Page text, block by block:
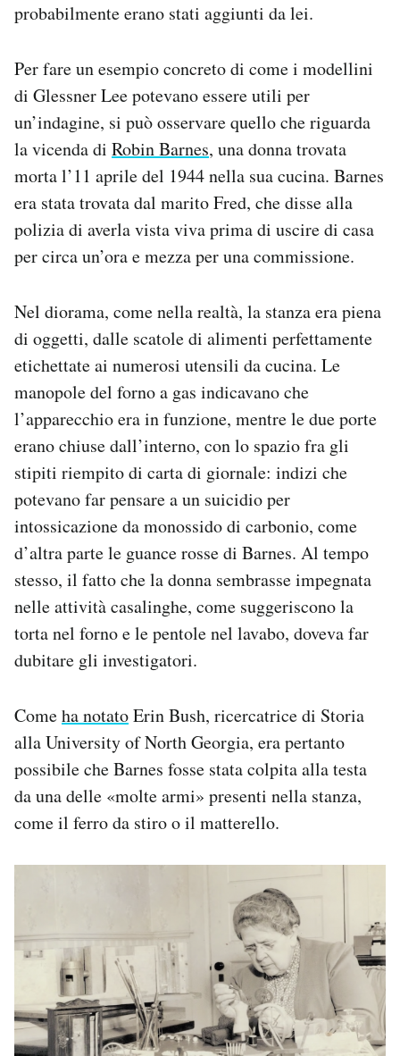
probabilmente erano stati aggiunti da lei.
Per fare un esempio concreto di come i modellini
di Glessner Lee potevano essere utili per
un’indagine, si può osservare quello che riguarda
la vicenda di Robin Barnes, una donna trovata
morta l’11 aprile del 1944 nella sua cucina. Barnes
era stata trovata dal marito Fred, che disse alla
polizia di averla vista viva prima di uscire di casa
per circa un’ora e mezza per una commissione.
Nel diorama, come nella realtà, la stanza era piena
di oggetti, dalle scatole di alimenti perfettamente
etichettate ai numerosi utensili da cucina. Le
manopole del forno a gas indicavano che
l’apparecchio era in funzione, mentre le due porte
erano chiuse dall’interno, con lo spazio fra gli
stipiti riempito di carta di giornale: indizi che
potevano far pensare a un suicidio per
intossicazione da monossido di carbonio, come
d’altra parte le guance rosse di Barnes. Al tempo
stesso, il fatto che la donna sembrasse impegnata
nelle attività casalinghe, come suggeriscono la
torta nel forno e le pentole nel lavabo, doveva far
dubitare gli investigatori.
Comeha notatoErin Bush, ricercatrice di Storia
alla University of North Georgia, era pertanto
possibile che Barnes fosse stata colpita alla testa
da una delle «molte armi» presenti nella stanza,
come il ferro da stiro o il matterello.